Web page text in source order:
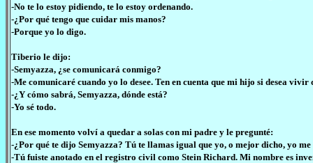
-No te lo estoy pidiendo, te lo estoy ordenando.
-¿Por qué tengo que cuidar mis manos?
-Porque yo lo digo.
Tiberio le dijo:
-Semyazza, ¿se comunicará conmigo?
-Me comunicaré cuando yo lo desee. Ten en cuenta que mi hijo si desea
-¿Y cómo sabrá, Semyazza, dónde está?
-Yo sé todo.
En ese momento volví a quedar a solas con mi padre y le pregunté:
-¿Por qué te dijo Semyazza? Tú te llamas igual que yo, o mejor dicho, yo
-Tú fuiste anotado en el registro civil como Stein Richard. Mi nombre es